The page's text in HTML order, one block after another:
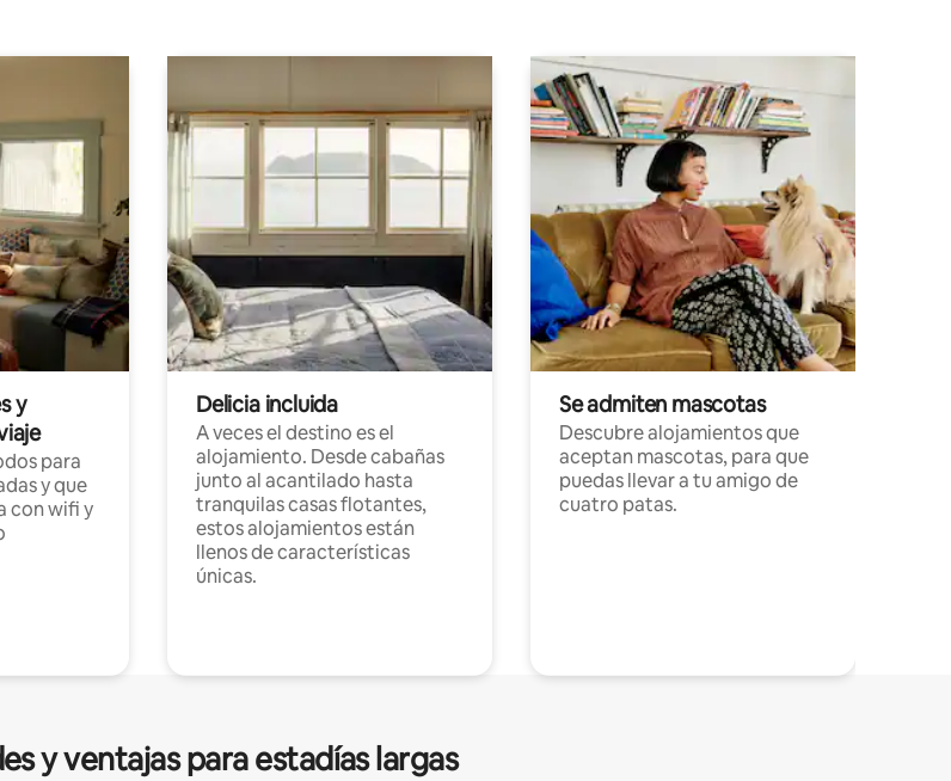
y
para
y que
con wifi y
Delicia incluida
A veces el destino es el
alojamiento. Desde cabañas
junto al acantilado hasta
tranquilas casas flotantes,
estos alojamientos están
llenos de características
únicas.
Se admiten mascotas
Descubre alojamientos que
aceptan mascotas, para que
puedas llevar a tu amigo de
cuatro patas.
y ventajas para estadías largas